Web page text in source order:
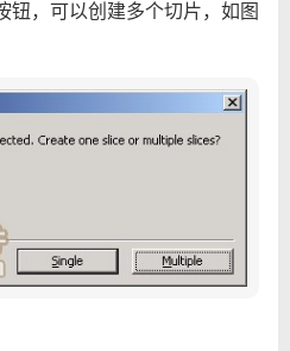
钮，可以创建多个切片，如图